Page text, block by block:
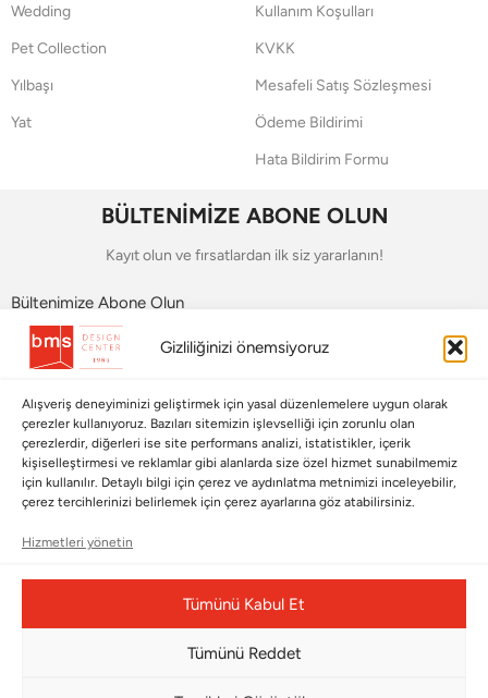
Gizliliğinizi önemsiyoruz
Alışveriş deneyiminizi geliştirmek için yasal düzenlemelere uygun olarak
çerezler kullanıyoruz. Bazıları sitemizin işlevselliği için zorunlu olan
çerezlerdir, diğerleri ise site performans analizi, istatistikler, içerik
kişiselleştirmesi ve reklamlar gibi alanlarda size özel hizmet sunabilmemiz
için kullanılır. Detaylı bilgi için çerez ve aydınlatma metnimizi inceleyebilir,
çerez tercihlerinizi belirlemek için çerez ayarlarına göz atabilirsiniz.
Hizmetleri yönetin
Tümünü Kabul Et
Tümünü Reddet
Wedding
Pet Collection
Yılbaşı
Yat
Kullanım Koşulları
KVKK
Mesafeli Satış Sözleşmesi
Ödeme Bildirimi
Hata Bildirim Formu
BÜLTENİMİZE ABONE OLUN
Kayıt olun ve fırsatlardan ilk siz yararlanın!
Bültenimize Abone Olun
Bizi Takip Edin